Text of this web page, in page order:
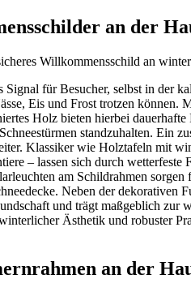
an der
für Besucher, selbst in der
Eis und Frost trotzen können.
Holz bieten hierbei
standzuhalten. Ein
Klassiker wie Holztafeln mit
– lassen sich durch
am Schildrahmen sorgen
Neben der dekorativen
und trägt maßgeblich zur
Ästhetik und robuster
an der